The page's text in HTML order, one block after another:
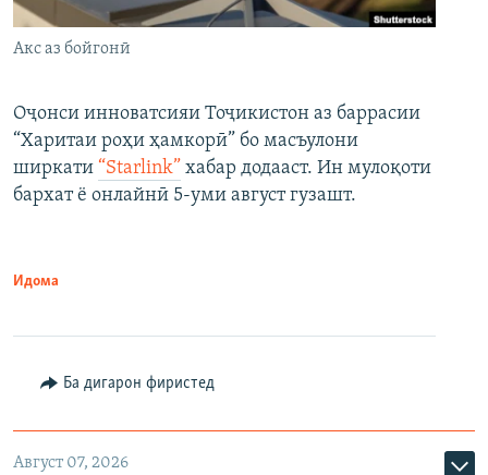
Акс аз бойгонӣ
Оҷонси инноватсияи Тоҷикистон аз баррасии
“Харитаи роҳи ҳамкорӣ” бо масъулони
ширкати “Starlink” хабар додааст. Ин мулоқоти
бархат ё онлайнӣ 5-уми август гузашт.
Идома
Ба дигарон фиристед
Август 07, 2026